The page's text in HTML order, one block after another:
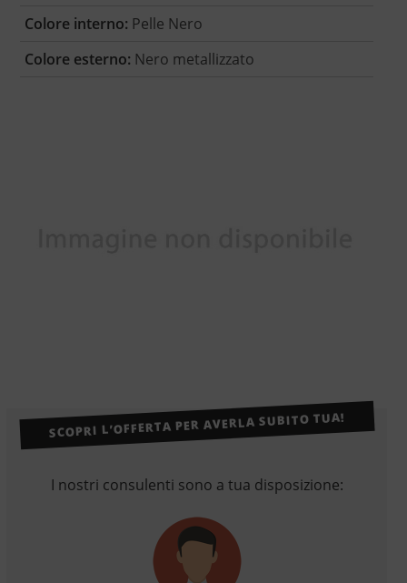
Colore interno: Pelle Nero
Colore esterno: Nero metallizzato
SCOPRI L’OFFERTA PER AVERLA SUBITO TUA!
I nostri consulenti sono a tua disposizione: